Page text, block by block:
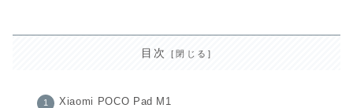
目次
Xiaomi POCO Pad M1